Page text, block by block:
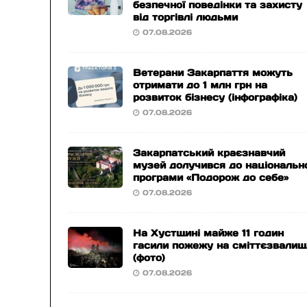
безпечної поведінки та захисту
від торгівлі людьми
07.08.2026
Ветерани Закарпаття можуть
отримати до 1 млн грн на
розвиток бізнесу (інфографіка)
07.08.2026
Закарпатський краєзнавчий
музей долучився до
програми «Подорож до себе»
07.08.2026
На Хустщині майже 11 годин
гасили пожежу на
(фото)
07.08.2026